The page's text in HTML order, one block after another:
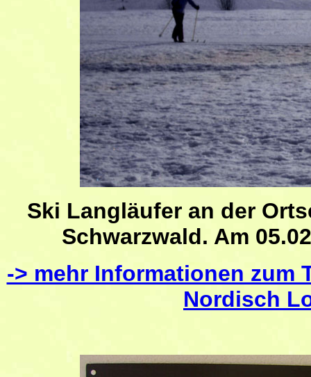
Ski Langläufer an der
Schwarzwald. Am
-> mehr Informationen zum
Nordisch